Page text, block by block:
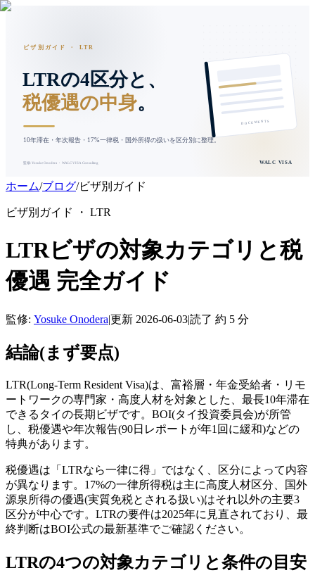
DOCUMENTS
ビザ別ガイド ・ LTR
LTRの4区分と、
税優遇の中身。
10年滞在・年次報告・17%一律税・国外所得の扱いを区分別に整理。
監修: Yosuke Onodera ・ WALC VISA Consulting WALC VISA
ホーム/ブログ/ビザ別ガイド
ビザ別ガイド ・ LTR
LTRビザの対象カテゴリと税
優遇 完全ガイド
監修: Yosuke Onodera|更新 2026-06-03|読了 約 5 分
結論(まず要点)
LTR(Long-Term Resident Visa)は、富裕層・年金受給者・リモ
ートワークの専門家・高度人材を対象とした、最長10年滞在
できるタイの長期ビザです。BOI(タイ投資委員会)が所管
し、税優遇や年次報告(90日レポートが年1回に緩和)などの
特典があります。
税優遇は「LTRなら一律に得」ではなく、区分によって内容
が異なります。17%の一律所得税は主に高度人材区分、国外
源泉所得の優遇(実質免税とされる扱い)はそれ以外の主要3
区分が中心です。LTRの要件は2025年に見直されており、最
終判断はBOI公式の最新基準でご確認ください。
LTRの4つの対象カテゴリと条件の目安